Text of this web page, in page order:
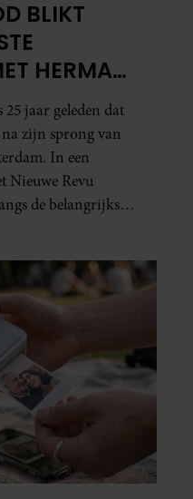
BLIKT
HERMAN
LOLA
25 jaar geleden dat
zijn sprong van
In een
Nieuwe Revu
de belangrijkste
stortvloed aan
hun leven
geboren.